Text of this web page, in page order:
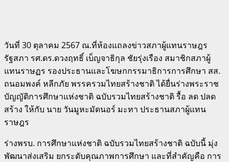
วันที่ 30 ตุลาคม 2567 ณ.ที่ห้องแถลงข่าวสภาผู้แทนราษฎร
รัฐสภา รศ.ดร.ดวงฤทธิ์ เบ็ญจาธิกุล ชัยรุ่งเรือง สมาชิกสภาผู้
แทนราษฏร รองประธานและโฆษกกรรมาธิการการศึกษา สส.
ถนอมพงค์ หลีกภัย พรรครวมไทยสร้างชาติ ได้ยื่นร่างพระราช
บัญญัติการศึกษาแห่งชาติ ฉบับรวมไทยสร้างชาติ รื้อ ลด ปลด
สร้าง ให้กับ นาย วันมูหะมัดนอร์ มะทา ประธานสภาผู้แทน
ราษฎร
ร่างพรบ. การศึกษาแห่งชาติ ฉบับรวมไทยสร้างชาติ ฉบับนี้ มุ่ง
พัฒนาส่งเสริม ยกระดับคุณภาพการศึกษา และที่สำคัญคือ การ